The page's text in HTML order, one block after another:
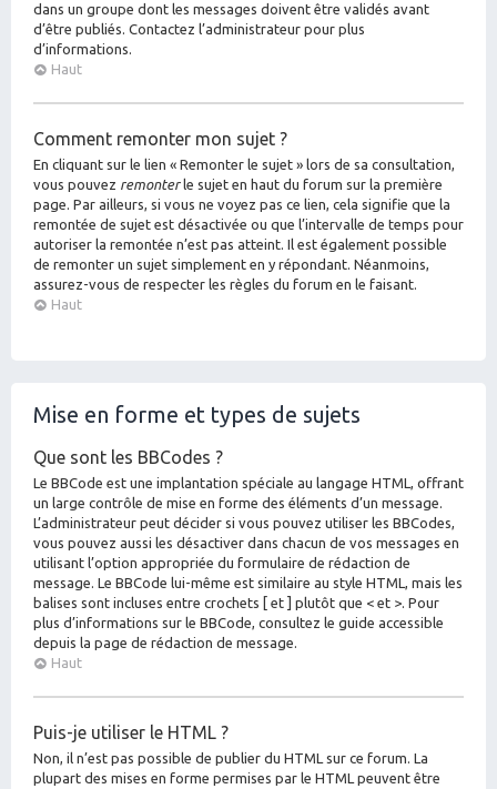
dans un groupe dont les messages doivent être validés avant
d’être publiés. Contactez l’administrateur pour plus
d’informations.
Haut
Comment remonter mon sujet ?
En cliquant sur le lien « Remonter le sujet » lors de sa consultation,
vous pouvez remonterle sujet en haut du forum sur la première
page. Par ailleurs, si vous ne voyez pas ce lien, cela signifie que la
remontée de sujet est désactivée ou que l’intervalle de temps pour
autoriser la remontée n’est pas atteint. Il est également possible
de remonter un sujet simplement en y répondant. Néanmoins,
assurez-vous de respecter les règles du forum en le faisant.
Haut
Mise en forme et types de sujets
Que sont les BBCodes ?
Le BBCode est une implantation spéciale au langage HTML, offrant
un large contrôle de mise en forme des éléments d’un message.
L’administrateur peut décider si vous pouvez utiliser les BBCodes,
vous pouvez aussi les désactiver dans chacun de vos messages en
utilisant l’option appropriée du formulaire de rédaction de
message. Le BBCode lui-même est similaire au style HTML, mais les
balises sont incluses entre crochets [ et ] plutôt que < et >. Pour
plus d’informations sur le BBCode, consultez le guide accessible
depuis la page de rédaction de message.
Haut
Puis-je utiliser le HTML ?
Non, il n’est pas possible de publier du HTML sur ce forum. La
plupart des mises en forme permises par le HTML peuvent être